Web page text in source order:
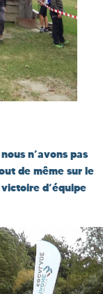
n’avons pas
de même sur le
d’équipe